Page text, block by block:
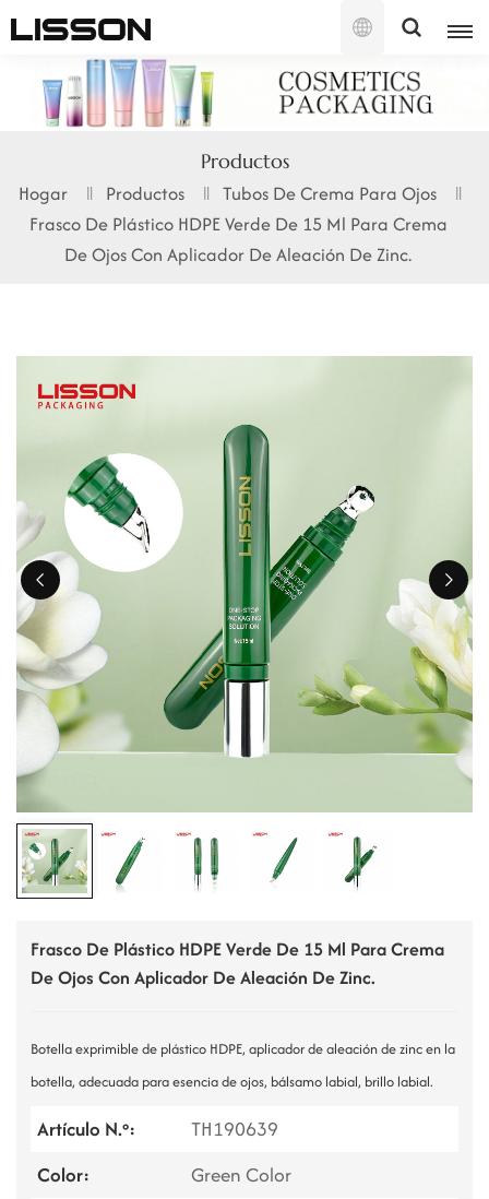
Español
English
français
русский
日本語
한국의
Tiếng việt
中文
Productos
Hogar Productos
Tubos De Crema Para Ojos
Frasco De Plástico HDPE Verde De 15 Ml Para Crema
De Ojos Con Aplicador De Aleación De Zinc.
Frasco De Plástico HDPE Verde De 15 Ml Para Crema
De Ojos Con Aplicador De Aleación De Zinc.
Botella exprimible de plástico HDPE, aplicador de aleación de zinc en la
botella, adecuada para esencia de ojos, bálsamo labial, brillo labial.
Artículo N.º:
TH190639
Color:
Green Color